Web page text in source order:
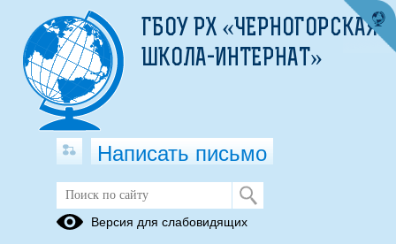
9 декабря 2025 года - Мастер-класс
"Использование
ГБОУ РХ «ЧЕРНОГОРСКАЯ
ШКОЛА-ИНТЕРНАТ»
Написать письмо
Версия для слабовидящих